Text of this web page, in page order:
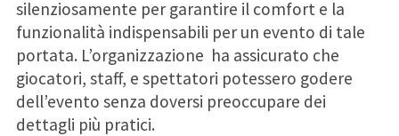
silenziosamente per garantire il comfort e la
funzionalità indispensabili per un evento di tale
portata. L’organizzazione ha assicurato che
giocatori, staff, e spettatori potessero godere
dell’evento senza doversi preoccupare dei
dettagli più pratici.